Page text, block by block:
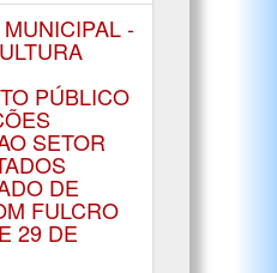
-
PÚBLICO
SETOR
DE
FULCRO
29 DE